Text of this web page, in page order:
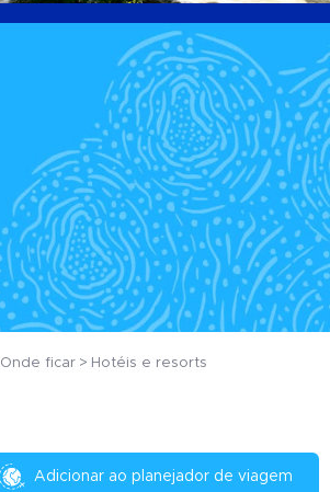
Onde ficar
Hotéis e resorts
Adicionar ao planejador de viagem